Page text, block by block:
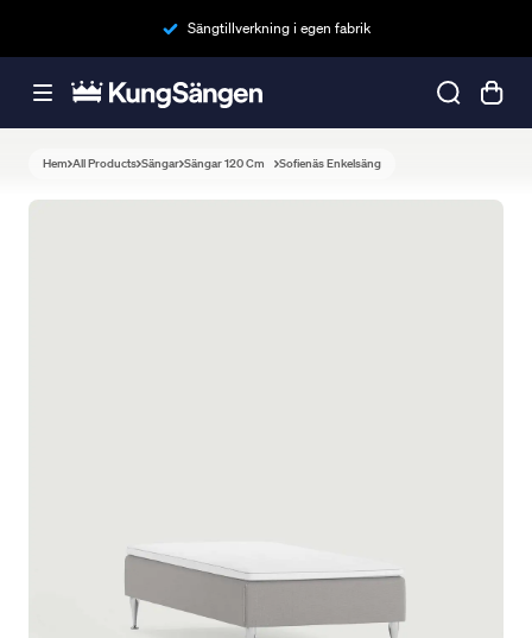
Sängtillverkning i egen fabrik
Hem All Products Sängar Sängar 120 Cm Sofienäs Enkelsäng